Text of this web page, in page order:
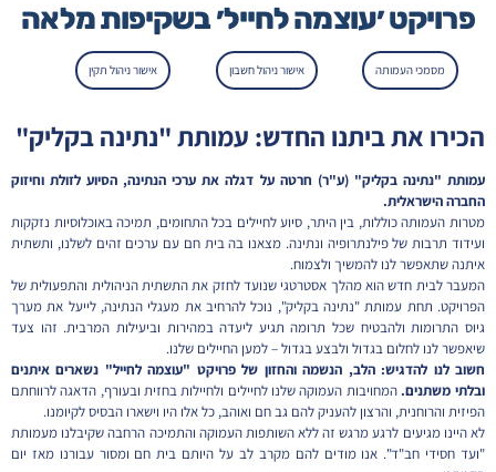
פרויקט ׳עוצמה לחייל׳ בשקיפות מלאה
מסמכי העמותה אישור ניהול חשבון אישור ניהול תקין
הכירו את ביתנו החדש: עמותת "נתינה בקליק"
עמותת "נתינה בקליק" (ע"ר) חרטה על דגלה את ערכי הנתינה, הסיוע לזולת וחיזוק
החברה הישראלית.
מטרות העמותה כוללות, בין היתר, סיוע לחיילים בכל התחומים, תמיכה באוכלוסיות נזקקות
ועידוד תרבות של פילנתרופיה ונתינה. מצאנו בה בית חם עם ערכים זהים לשלנו, ותשתית
איתנה שתאפשר לנו להמשיך ולצמוח.
המעבר לבית חדש הוא מהלך אסטרטגי שנועד לחזק את התשתית הניהולית והתפעולית של
הפרויקט. תחת עמותת "נתינה בקליק", נוכל להרחיב את מעגלי הנתינה, לייעל את מערך
גיוס התרומות ולהבטיח שכל תרומה תגיע ליעדה במהירות וביעילות המרבית. זהו צעד
שיאפשר לנו לחלום בגדול ולבצע בגדול – למען החיילים שלנו.
חשוב לנו להדגיש: הלב, הנשמה והחזון של פרויקט "עוצמה לחייל" נשארים איתנים
ובלתי משתנים. המחויבות העמוקה שלנו לחיילים ולחיילות בחזית ובעורף, הדאגה לרווחתם
הפיזית והרוחנית, והרצון להעניק להם גב חם ואוהב, כל אלו היו וישארו הבסיס לקיומנו.
לא היינו מגיעים לרגע מרגש זה ללא השותפות העמוקה והתמיכה הרחבה שקיבלנו מעמותת
"ועד חסידי חב"ד". אנו מודים להם מקרב לב על היותם בית חם ומסור עבורנו מאז יום